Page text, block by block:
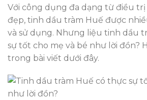
Với công dụng đa dạng từ điều
đẹp, tinh dầu tràm Huế được
và sử dụng. Nhưng liệu tinh dầu
sự tốt cho mẹ và bé như lời đồn?
trong bài viết dưới đây.